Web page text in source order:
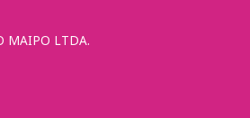
MAIPO LTDA.